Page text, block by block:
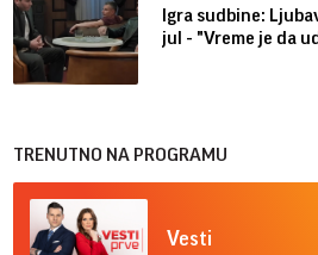
Igra sudbine:
jul - "Vreme je da
TRENUTNO NA PROGRAMU
Vesti